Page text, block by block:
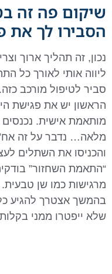
שיקום פה זה
הסבירו לך את
נכון, זה תהליך ארוך
ליווה אותי לאורך כל
סביר לטיפול מורכב
הראשון יש את פגישת
מותאמת אישית. נכנסים
מלאה… נדבר על זה
והכניסו את השתלים
“התאמת השחזור”
מרגישות כמו שן
בהמשך אצטרך להגיע
שלא ייפטרו ממני